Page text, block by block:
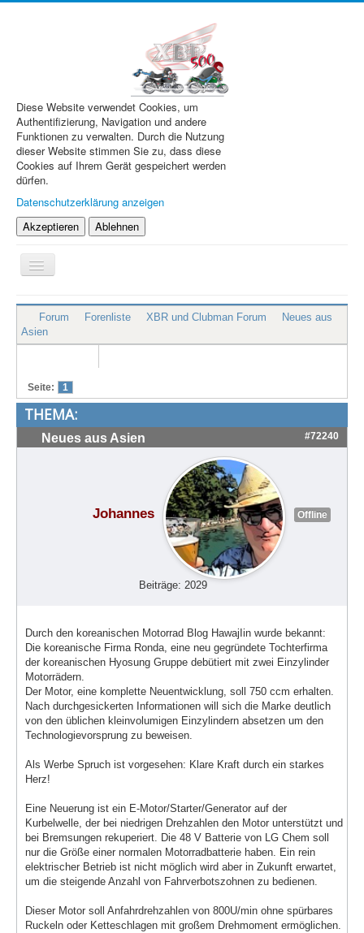
Diese Website verwendet Cookies, um
Authentifizierung, Navigation und andere
Funktionen zu verwalten. Durch die Nutzung
dieser Website stimmen Sie zu, dass diese
Cookies auf Ihrem Gerät gespeichert werden
dürfen.
Datenschutzerklärung anzeigen
Akzeptieren
Ablehnen
Navigation
an/aus
XBR.de
Technik
Treffen & Touren
Cafe-Ecke
Suche
Forum Forenliste XBR und Clubman Forum
Neues aus
Asien
Seite: 1
THEMA:
Neues aus Asien #72240
Johannes Offline
Beiträge: 2029
Durch den koreanischen Motorrad Blog HawajIin wurde bekannt:
Die koreanische Firma Ronda, eine neu gegründete Tochterfirma
der koreanischen Hyosung Gruppe debütiert mit zwei Einzylinder
Motorrädern.
Der Motor, eine komplette Neuentwicklung, soll 750 ccm erhalten.
Nach durchgesickerten Informationen will sich die Marke deutlich
von den üblichen kleinvolumigen Einzylindern absetzen um den
Technologievorsprung zu beweisen.
Als Werbe Spruch ist vorgesehen: Klare Kraft durch ein starkes
Herz!
Eine Neuerung ist ein E-Motor/Starter/Generator auf der
Kurbelwelle, der bei niedrigen Drehzahlen den Motor unterstützt und
bei Bremsungen rekuperiert. Die 48 V Batterie von LG Chem soll
nur die Größe einer normalen Motorradbatterie haben. Ein rein
elektrischer Betrieb ist nicht möglich wird aber in Zukunft erwartet,
um die steigende Anzahl von Fahrverbotszohnen zu bedienen.
Dieser Motor soll Anfahrdrehzahlen von 800U/min ohne spürbares
Ruckeln oder Ketteschlagen mit großem Drehmoment ermöglichen.